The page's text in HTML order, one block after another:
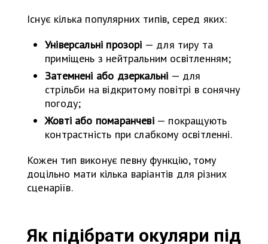
Існує кілька популярних типів, серед яких:
Універсальні прозорі — для тиру та
приміщень з нейтральним освітленням;
Затемнені або дзеркальні — для
стрільби на відкритому повітрі в сонячну
погоду;
Жовті або помаранчеві— покращують
контрастність при слабкому освітленні.
Кожен тип виконує певну функцію, тому
доцільно мати кілька варіантів для різних
сценаріїв.
Як підібрати окуляри під